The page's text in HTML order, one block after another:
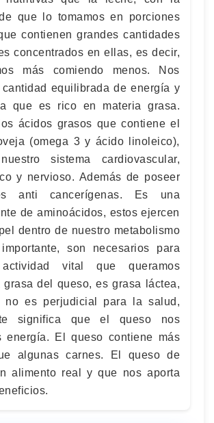
que lo tomamos en porciones
contienen grandes cantidades
concentrados en ellas, es decir,
más comiendo menos. Nos
equilibrada de energía y
que es rico en materia grasa.
ácidos grasos que contiene el
(omega 3 y ácido linoleico),
sistema cardiovascular,
y nervioso. Además de poseer
anti cancerígenas. Es una
de aminoácidos, estos ejercen
dentro de nuestro metabolismo
son necesarios para
vital que queramos
grasa del queso, es grasa láctea,
no es perjudicial para la salud,
significa que el queso nos
energía. El queso contiene más
algunas carnes. El queso de
alimento real y que nos aporta